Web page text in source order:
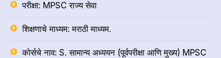
परीक्षा: MPSC राज्य सेवा
शिक्षणाचे माध्यम: मराठी माध्यम.
कोर्सचे नाव: S. सामान्य अध्ययन (पूर्वपरीक्षा आणि मुख्य) MPSC